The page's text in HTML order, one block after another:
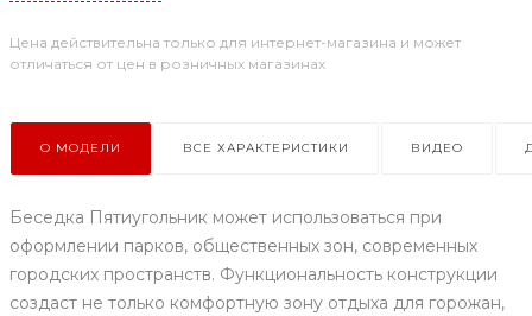
Цена действительна только для интернет-магазина и может
отличаться от цен в розничных магазинах
О МОДЕЛИ ВСЕ ХАРАКТЕРИСТИКИ ВИДЕО
Беседка Пятиугольник может использоваться при
оформлении парков, общественных зон, современных
городских пространств. Функциональность конструкции
создаст не только комфортную зону отдыха для горожан,